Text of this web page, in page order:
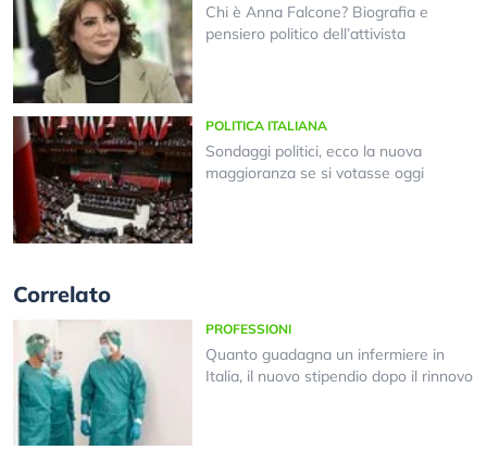
Chi è Anna Falcone? Biografia e
pensiero politico dell’attivista
POLITICA ITALIANA
Sondaggi politici, ecco la nuova
maggioranza se si votasse oggi
Correlato
PROFESSIONI
Quanto guadagna un infermiere in
Italia, il nuovo stipendio dopo il rinnovo